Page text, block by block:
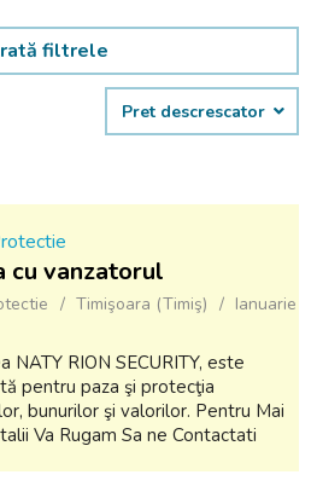
filtrele
Pret descrescator
cu vanzatorul
Timişoara (Timiş)
Ianuarie
NATY RION SECURITY, este
pentru paza şi protecţia
bunurilor şi valorilor. Pentru Mai
Va Rugam Sa ne Contactati